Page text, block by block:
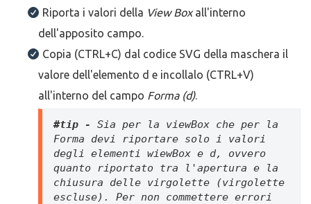
Riporta i valori della View Boxall'interno
dell'apposito campo.
Copia (CTRL+C) dal codice SVG della maschera il
valore dell'elemento d e incollalo (CTRL+V)
all'interno del campo Forma (d).
#tip - Sia per la viewBox che per la
Forma devi riportare solo i valori
degli elementi wiewBox e d, ovvero
quanto riportato tra l'apertura e la
chiusura delle virgolette (virgolette
escluse). Per non commettere errori